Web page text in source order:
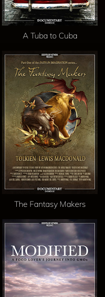
A Tuba to Cuba
The Fantasy Makers